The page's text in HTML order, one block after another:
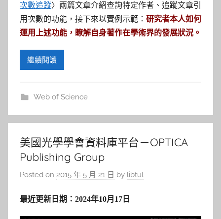
次數追蹤〉兩篇文章介紹查詢特定作者、追蹤文章引
用次數的功能，接下來以實例示範： 研究者本人如何
運用上述功能，瞭解自身著作在學術界的發展狀況。
繼續閱讀
Web of Science
美國光學學會資料庫平台－OPTICA
Publishing Group
Posted on 2015 年 5 月 21 日 by libtul
最近更新日期：2024年10月17日